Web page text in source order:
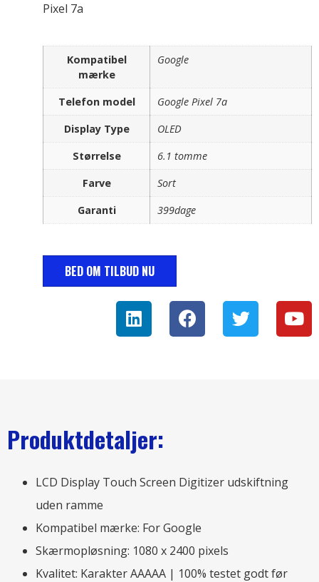
Pixel 7a
Kompatibel
mærke
Google
Telefon model
Google Pixel 7a
Display Type
OLED
Størrelse
6.1 tomme
Farve
Sort
Garanti
399dage
BED OM TILBUD NU
Produktdetaljer:
LCD Display Touch Screen Digitizer udskiftning
uden ramme
Kompatibel mærke: For Google
Skærmopløsning: 1080 x 2400 pixels
Kvalitet: Karakter AAAAA | 100% testet godt før